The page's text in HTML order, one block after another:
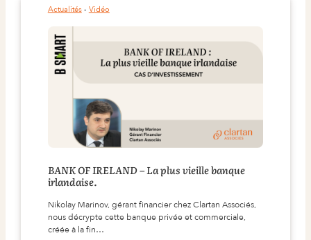
Actualités - Vidéo
BANK OF IRELAND – La plus vieille banque
irlandaise.
Nikolay Marinov, gérant financier chez Clartan Associés,
nous décrypte cette banque privée et commerciale,
créée à la fin…